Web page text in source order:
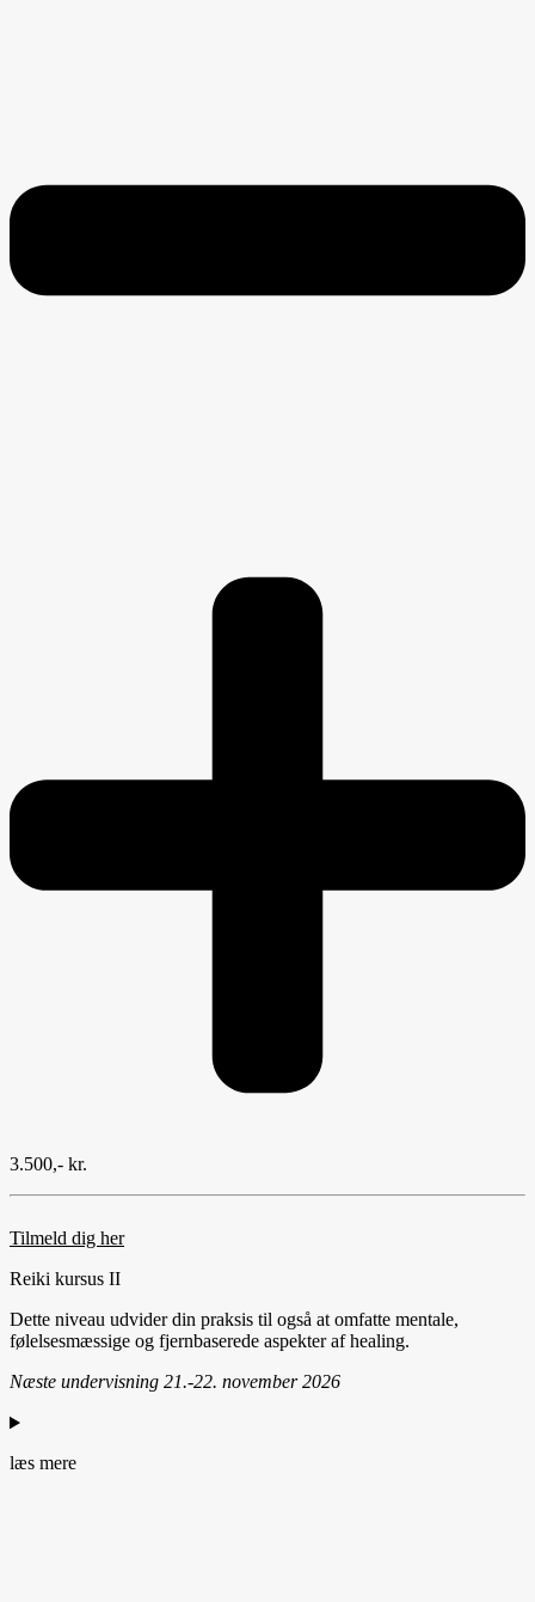
3.500,- kr.
Tilmeld dig her
Reiki kursus II
Dette niveau udvider din praksis til også at omfatte mentale,
følelsesmæssige og fjernbaserede aspekter af healing.
Næste undervisning 21.-22. november 2026
læs mere